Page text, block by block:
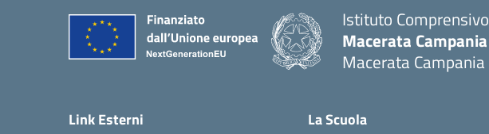
Istituto Comprensivo
Macerata Campania
Macerata Campania
Link Esterni La Scuola